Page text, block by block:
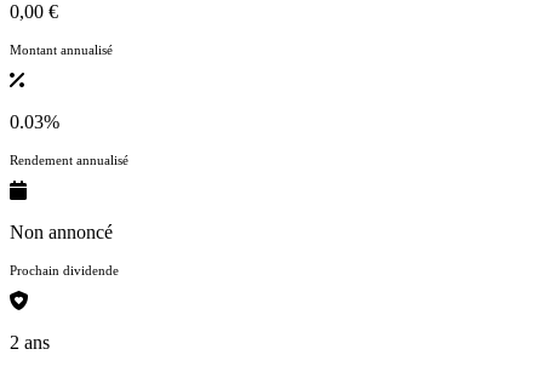
0,00 €
Montant annualisé
0.03%
Rendement annualisé
Non annoncé
Prochain dividende
2 ans